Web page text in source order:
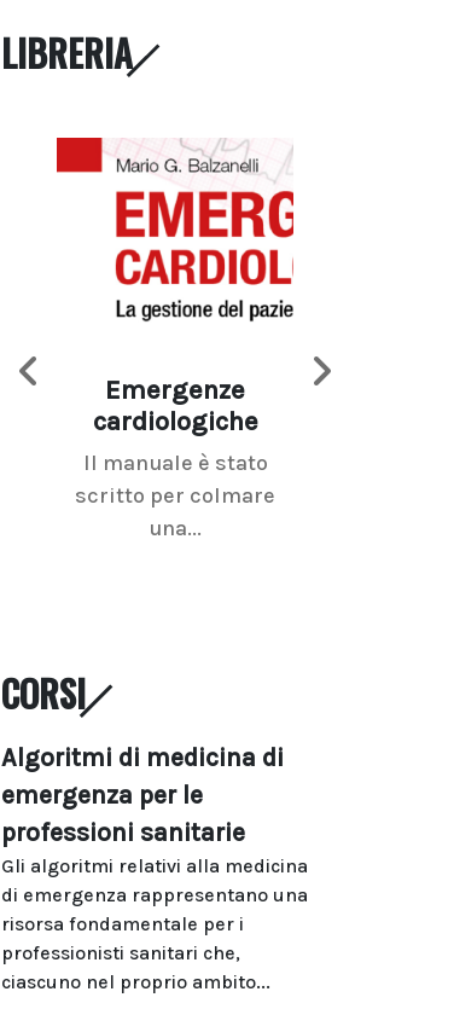
LIBRERIA
Emergenze
cardiologiche
Il manuale è stato
scritto per colmare
una...
CORSI
Algoritmi di medicina di
emergenza per le
professioni sanitarie
Gli algoritmi relativi alla medicina
di emergenza rappresentano una
risorsa fondamentale per i
professionisti sanitari che,
ciascuno nel proprio ambito...